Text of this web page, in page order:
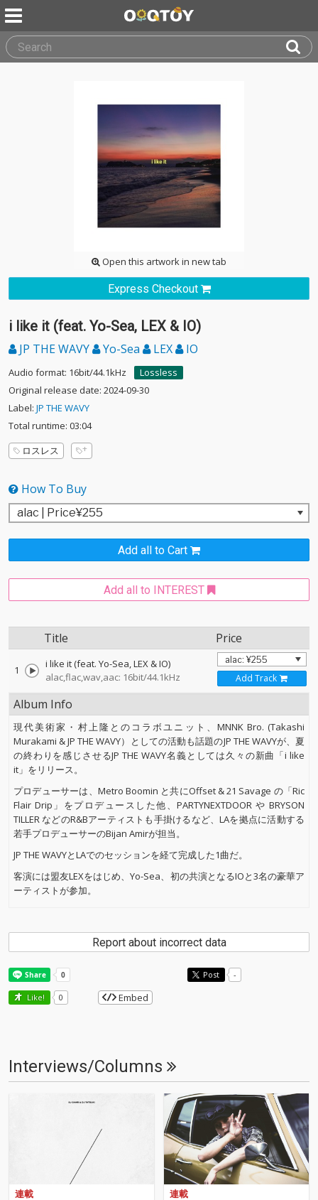
Open this artwork in new tab
Express Checkout
i like it (feat. Yo-Sea, LEX & IO)
JP THE WAVY Yo-Sea LEX IO
Audio format: 16bit/44.1kHz
Lossless
Original release date: 2024-09-30
Label: JP THE WAVY
Total runtime: 03:04
ロスレス
How To Buy
Add all to Cart
Add all to INTEREST
Title Price
1
i like it (feat. Yo-Sea, LEX & IO)
alac,flac,wav,aac: 16bit/44.1kHz
Add Track
Album Info
現代美術家・村上隆とのコラボユニット、MNNK Bro. (Takashi
Murakami & JP THE WAVY）としての活動も話題のJP THE WAVYが、夏
の終わりを感じさせるJP THE WAVY名義としては久々の新曲「i like
it」をリリース。
プロデューサーは、Metro Boomin と共にOffset & 21 Savage の「Ric
Flair Drip」をプロデュースした他、PARTYNEXTDOOR や BRYSON
TILLER などのR&Bアーティストも手掛けるなど、LAを拠点に活動する
若手プロデューサーのBijan Amirが担当。
JP THE WAVYとLAでのセッションを経て完成した1曲だ。
客演には盟友LEXをはじめ、Yo-Sea、初の共演となるIOと3名の豪華ア
ーティストが参加。
Report about incorrect data
Post -
Like! 0 Embed
Interviews/Columns
連載
連載